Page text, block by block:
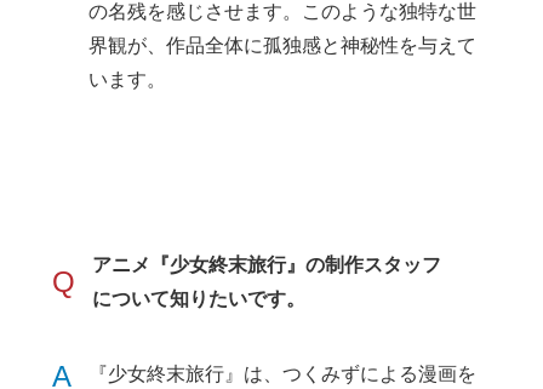
の名残を感じさせます。このような独特な世
界観が、作品全体に孤独感と神秘性を与えて
います。
Q
アニメ『少女終末旅行』の制作スタッフ
について知りたいです。
A
『少女終末旅行』は、つくみずによる漫画を